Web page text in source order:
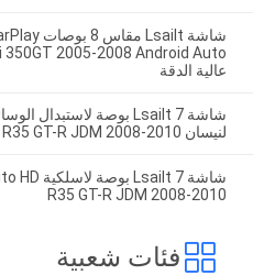
عالية الدقة
لنيسان GTR R35 GT-R JDM 2008-2010
R35 GT-R JDM 2008-2010
فئات شعبية